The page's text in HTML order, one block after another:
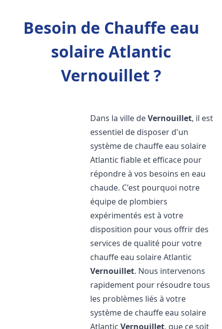
Besoin de Chauffe eau
solaire Atlantic
Vernouillet ?
Dans la ville deVernouillet, il est
essentiel de disposer d'un
système de chauffe eau solaire
Atlantic fiable et efficace pour
répondre à vos besoins en eau
chaude. C'est pourquoi notre
équipe de plombiers
expérimentés est à votre
disposition pour vous offrir des
services de qualité pour votre
chauffe eau solaire Atlantic
Vernouillet. Nous intervenons
rapidement pour résoudre tous
les problèmes liés à votre
système de chauffe eau solaire
AtlanticVernouillet, que ce soit